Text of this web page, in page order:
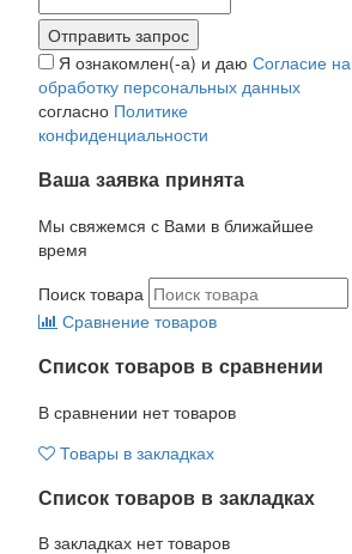
Я ознакомлен(-а) и даю Согласие на
обработку персональных данных
согласно Политике
конфиденциальности
Ваша заявка принята
Мы свяжемся с Вами в ближайшее
время
Поиск товара
Сравнение товаров
Список товаров в сравнении
В сравнении нет товаров
Товары в закладках
Список товаров в закладках
В закладках нет товаров